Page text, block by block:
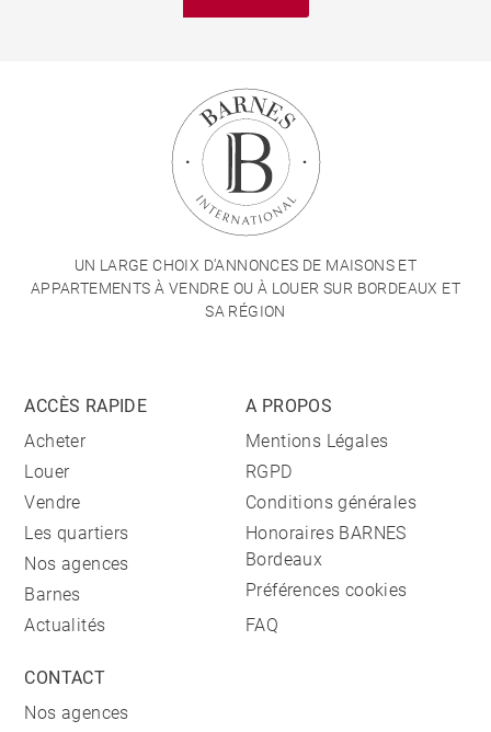
UN LARGE CHOIX D'ANNONCES DE MAISONS ET
APPARTEMENTS À VENDRE OU À LOUER SUR BORDEAUX ET
SA RÉGION
ACCÈS RAPIDE
Acheter
Louer
Vendre
Les quartiers
Nos agences
Barnes
Actualités
A PROPOS
Mentions Légales
RGPD
Conditions générales
Honoraires BARNES
Bordeaux
Préférences cookies
FAQ
CONTACT
Nos agences